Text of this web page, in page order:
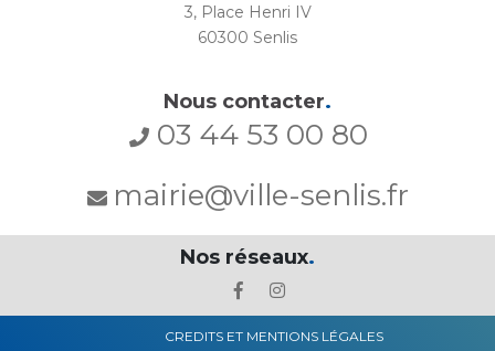
3, Place Henri IV
60300 Senlis
Nous contacter.
03 44 53 00 80
mairie@ville-senlis.fr
Nos réseaux.
CREDITS ET MENTIONS LÉGALES